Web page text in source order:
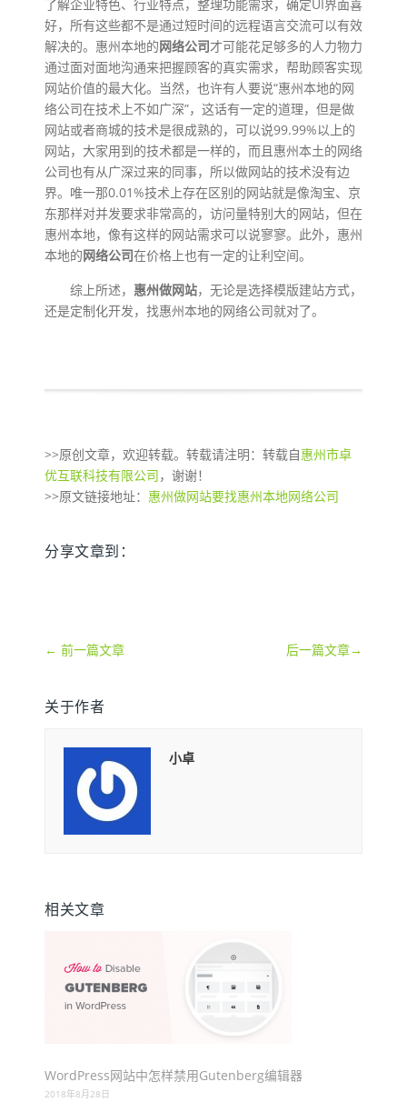
了解企业特色、行业特点，整理功能需求，确定UI界面喜
好，所有这些都不是通过短时间的远程语言交流可以有效
解决的。惠州本地的网络公司才可能花足够多的人力物力
通过面对面地沟通来把握顾客的真实需求，帮助顾客实现
网站价值的最大化。当然，也许有人要说“惠州本地的网
络公司在技术上不如广深”，这话有一定的道理，但是做
网站或者商城的技术是很成熟的，可以说99.99%以上的
网站，大家用到的技术都是一样的，而且惠州本土的网络
公司也有从广深过来的同事，所以做网站的技术没有边
界。唯一那0.01%技术上存在区别的网站就是像淘宝、京
东那样对并发要求非常高的，访问量特别大的网站，但在
惠州本地，像有这样的网站需求可以说寥寥。此外，惠州
本地的网络公司在价格上也有一定的让利空间。
综上所述， 惠州做网站，无论是选择模版建站方式，
还是定制化开发，找惠州本地的网络公司就对了。
>>原创文章，欢迎转载。转载请注明：转载自惠州市卓
优互联科技有限公司，谢谢！
>>原文链接地址： 惠州做网站要找惠州本地网络公司
分享文章到：
← 前一篇文章 后一篇文章→
关于作者
小卓
相关文章
WordPress网站中怎样禁用Gutenberg编辑器
2018年8月28日